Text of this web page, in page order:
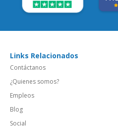
Links Relacionados
Contáctanos
¿Quienes somos?
Empleos
Blog
Social